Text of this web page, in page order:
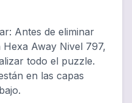
: Antes de eliminar
Away Nivel 797,
todo el puzzle.
en las capas